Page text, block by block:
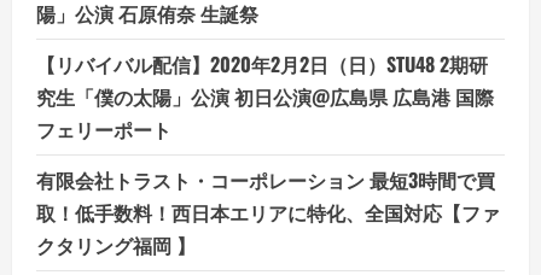
陽」公演 石原侑奈 生誕祭
【リバイバル配信】2020年2月2日（日）STU48 2期研
究生「僕の太陽」公演 初日公演@広島県 広島港 国際
フェリーポート
有限会社トラスト・コーポレーション 最短3時間で買
取！低手数料！西日本エリアに特化、全国対応【ファ
クタリング福岡 】